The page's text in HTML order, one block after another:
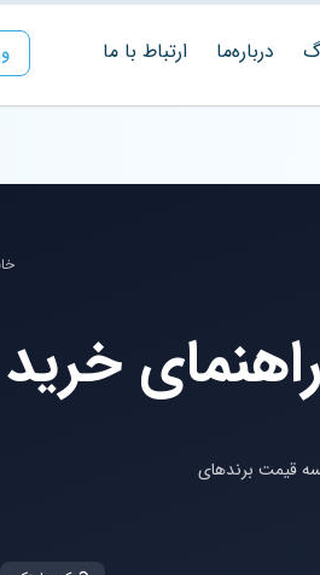
درباره‌ما ارتباط با ‌ما
قیمت برندهای